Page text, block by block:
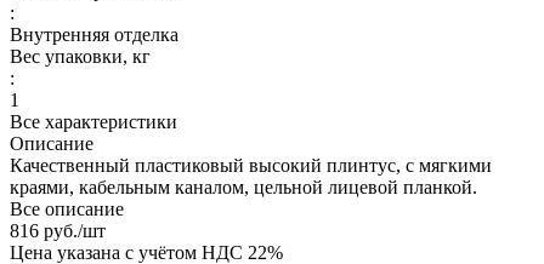
:
Внутренняя отделка
Вес упаковки, кг
:
1
Все характеристики
Описание
Качественный пластиковый высокий плинтус, с мягкими
краями, кабельным каналом, цельной лицевой планкой.
Все описание
816 руб./шт
Цена указана с учётом НДС 22%